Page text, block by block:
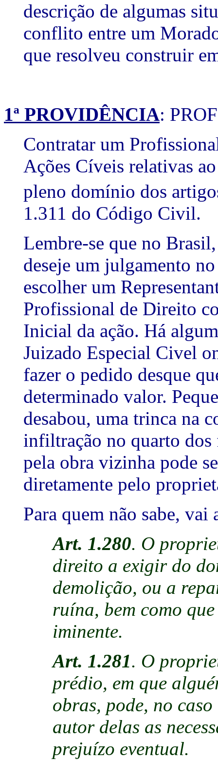
descrição de algumas
conflito entre um
que resolveu construir
1ª PROVIDÊNCIA:
Contratar um
Ações Cíveis relativas
pleno domínio dos
1.311 do Código Civil.
Lembre-se que no
deseje um julgamento
escolher um
Profissional de Direito
Inicial da ação. Há
Juizado Especial Civel
fazer o pedido desque
determinado valor.
desabou, uma trinca na
infiltração no quarto dos
pela obra vizinha pode
diretamente pelo
Para quem não sabe, vai
Art. 1.280. O
direito a exigir do
demolição, ou a
ruína, bem como
iminente.
Art. 1.281. O
prédio, em que
obras, pode, no
autor delas as
prejuízo eventual.